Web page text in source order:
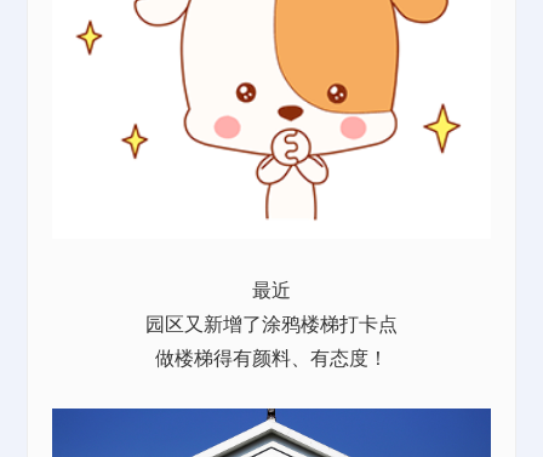
最近
园区又新增了涂鸦楼梯打卡点
做楼梯得有颜料、有态度！